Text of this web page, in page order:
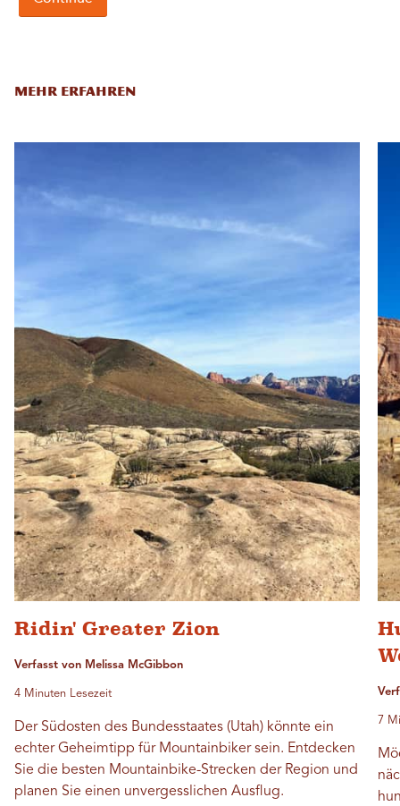
MEHR ERFAHREN
Ridin' Greater Zion
Verfasst von Melissa McGibbon
4 Minuten Lesezeit
Der Südosten des Bundesstaates (Utah) könnte ein
echter Geheimtipp für Mountainbiker sein. Entdecken
Sie die besten Mountainbike-Strecken der Region und
planen Sie einen unvergesslichen Ausflug.
7